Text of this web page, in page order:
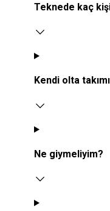
Teknede kaç
Kendi olta
Ne giymeliyim?